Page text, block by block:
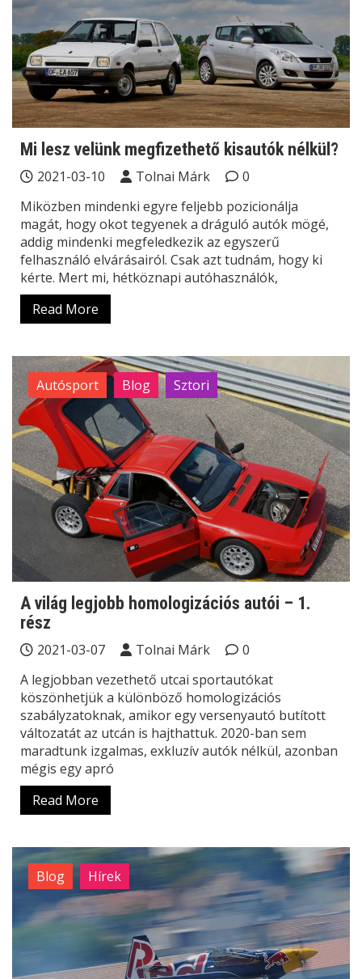
Mi lesz velünk megfizethető kisautók nélkül?
2021-03-10 Tolnai Márk
0
Miközben mindenki egyre feljebb pozicionálja
magát, hogy okot tegyenek a dráguló autók mögé,
addig mindenki megfeledkezik az egyszerű
felhasználó elvárásairól. Csak azt tudnám, hogy ki
kérte. Mert mi, hétköznapi autóhasználók,
Read More
Autósport Blog Sztori
A világ legjobb homologizációs autói – 1.
rész
2021-03-07 Tolnai Márk
0
A legjobban vezethető utcai sportautókat
köszönhetjük a különböző homologizációs
szabályzatoknak, amikor egy versenyautó butított
változatát az utcán is hajthattuk. 2020-ban sem
maradtunk izgalmas, exkluzív autók nélkül, azonban
mégis egy apró
Read More
Blog Hírek